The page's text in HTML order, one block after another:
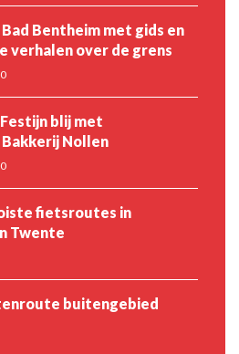
Bentheim met gids en
verhalen over de grens
blij met
Nollen
fietsroutes in
Twente
buitengebied